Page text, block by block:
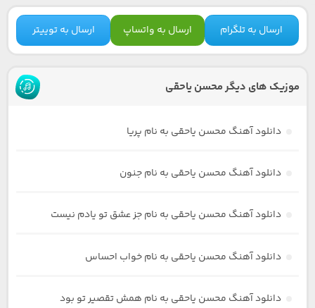
ارسال به تلگرام ارسال به واتساپ ارسال به توییتر
موزیک های دیگر محسن یاحقی
دانلود آهنگ محسن یاحقی به نام پریا
دانلود آهنگ محسن یاحقی به نام جنون
دانلود آهنگ محسن یاحقی به نام جز عشق تو یادم نیست
دانلود آهنگ محسن یاحقی به نام خواب احساس
دانلود آهنگ محسن یاحقی به نام همش تقصیر تو بود